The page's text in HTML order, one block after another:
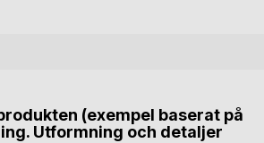
(exempel baserat på
Utformning och detaljer